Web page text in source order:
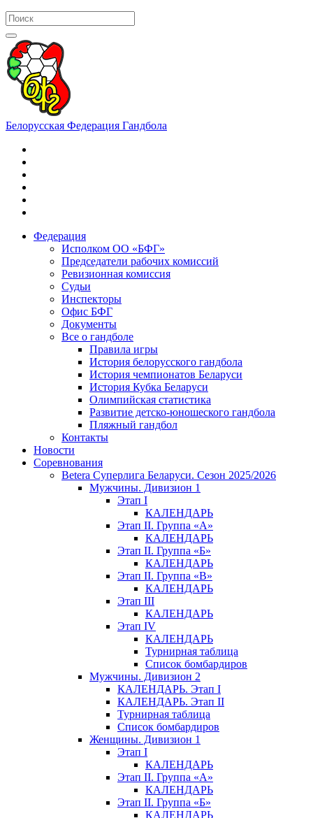
Белорусская Федерация Гандбола
Федерация
Исполком ОО «БФГ»
Председатели рабочих комиссий
Ревизионная комиссия
Судьи
Инспекторы
Офис БФГ
Документы
Все о гандболе
Правила игры
История белорусского гандбола
История чемпионатов Беларуси
История Кубка Беларуси
Олимпийская статистика
Развитие детско-юношеского гандбола
Пляжный гандбол
Контакты
Новости
Соревнования
Betera Суперлига Беларуси. Сезон 2025/2026
Мужчины. Дивизион 1
Этап I
КАЛЕНДАРЬ
Этап II. Группа «А»
КАЛЕНДАРЬ
Этап II. Группа «Б»
КАЛЕНДАРЬ
Этап II. Группа «В»
КАЛЕНДАРЬ
Этап III
КАЛЕНДАРЬ
Этап IV
КАЛЕНДАРЬ
Турнирная таблица
Список бомбардиров
Мужчины. Дивизион 2
КАЛЕНДАРЬ. Этап I
КАЛЕНДАРЬ. Этап II
Турнирная таблица
Список бомбардиров
Женщины. Дивизион 1
Этап I
КАЛЕНДАРЬ
Этап II. Группа «А»
КАЛЕНДАРЬ
Этап II. Группа «Б»
КАЛЕНДАРЬ